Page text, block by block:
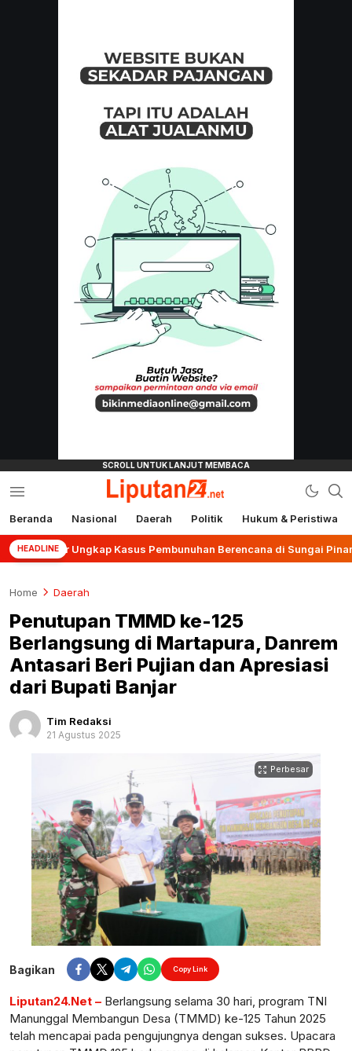
liputan24.net
Beranda Nasional Daerah Politik Hukum & Peristiwa
HEADLINE
Ungkap Kasus Pembunuhan Berencana di Sungai Pinang
Home Daerah
Penutupan TMMD ke-125
Berlangsung di Martapura, Danrem
Antasari Beri Pujian dan Apresiasi
dari Bupati Banjar
Tim Redaksi
21 Agustus 2025
Perbesar
Bagikan Copy Link
Liputan24.Net – Berlangsung selama 30 hari, program TNI
Manunggal Membangun Desa (TMMD) ke-125 Tahun 2025
telah mencapai pada pengujungnya dengan sukses. Upacara